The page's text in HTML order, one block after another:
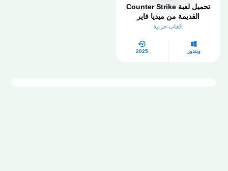
تحميل لعبة Counter Strike
القديمة من ميديا فاير
العاب حربية
ويندوز 2025